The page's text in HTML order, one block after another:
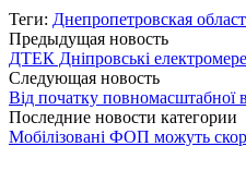
Теги: Днепропетровская
Предыдущая новость
ДТЕК Дніпровські
Следующая новость
Від початку повномасштабної
Последние новости категории
Мобілізовані ФОП можуть